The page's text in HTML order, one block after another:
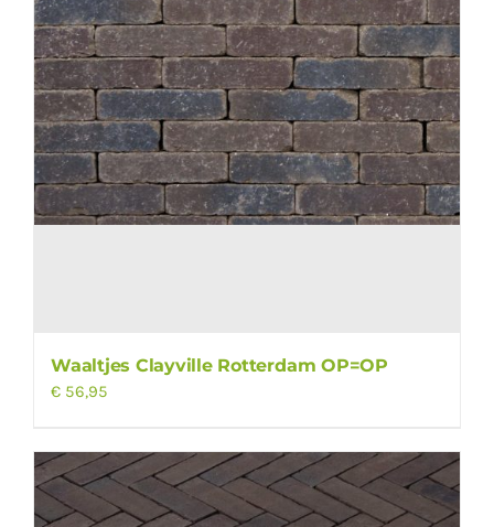
Waaltjes Clayville Rotterdam OP=OP
€ 56,95